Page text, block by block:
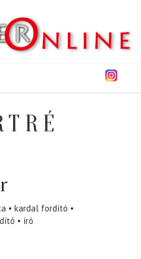
kardal fordító
író